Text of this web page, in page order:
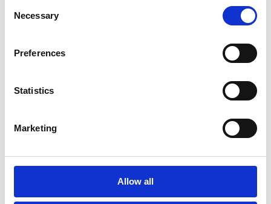
Selection
Necessary
Preferences
Statistics
Marketing
Allow all
Sidetrade
Tungsten Automation
: cette liste n'est pas exhaustive et peut
être sujette à modification. Vous pouvez consulter